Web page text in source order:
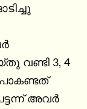
വണ്ടി 3, 4
പോകണ്ടത്
അവർ